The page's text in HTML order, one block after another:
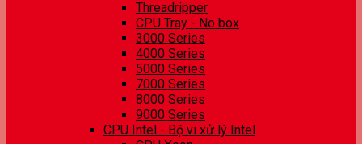
Threadripper
CPU Tray - No box
3000 Series
4000 Series
5000 Series
7000 Series
8000 Series
9000 Series
CPU Intel - Bộ vi xử lý Intel